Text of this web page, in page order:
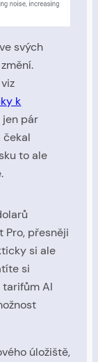
svých
k
jen pár
čekal
to ale
Pro, přesněji
si ale
si
tarifům AI
úložiště,